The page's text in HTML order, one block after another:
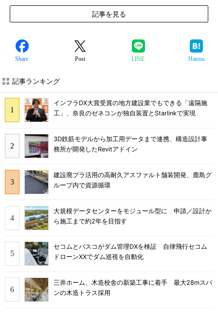
記事を見る
Share Post LINE Hatena
記事ランキング
インフラDX大賞受賞の地方建設業でもできる「遠隔施
工」、奈良のゼネコンが独自装置とStarlinkで実現
3D鉄筋モデルから加工用データまで連携、構造設計事
務所が開発したRevitアドイン
建設廃プラ活用の高耐久アスファルト舗装開発、鹿島グ
ループ内で資源循環
大規模データセンターをモジュール型に 申請／設計か
ら施工まで約2年を目指す
セコムとパスコがダム管理DXを検証 自律飛行セコム
ドローンXXでダム巡視を自動化
三井ホーム、木造校舎の新築工事に着手 最大28mスパ
ンの木造トラス採用